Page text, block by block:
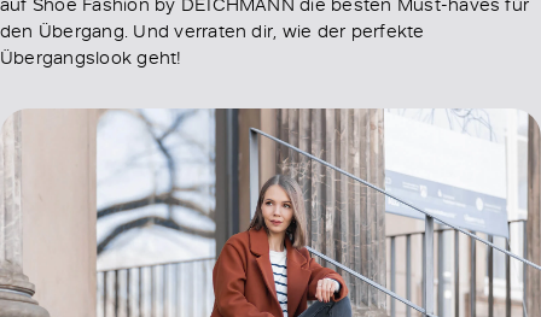
den Übergang. Und verraten dir, wie der perfekte
Übergangslook geht!